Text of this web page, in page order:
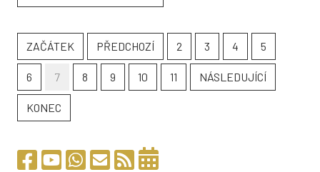
ZAČÁTEK PŘEDCHOZÍ 2 3 4 5
6 7 8 9 10 11 NÁSLEDUJÍCÍ
KONEC